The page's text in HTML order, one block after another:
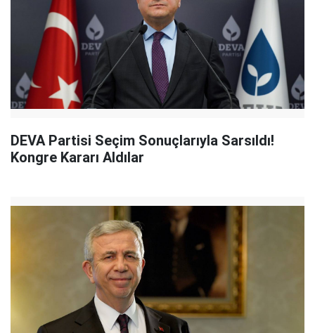
DEVA Partisi Seçim Sonuçlarıyla Sarsıldı!
Kongre Kararı Aldılar